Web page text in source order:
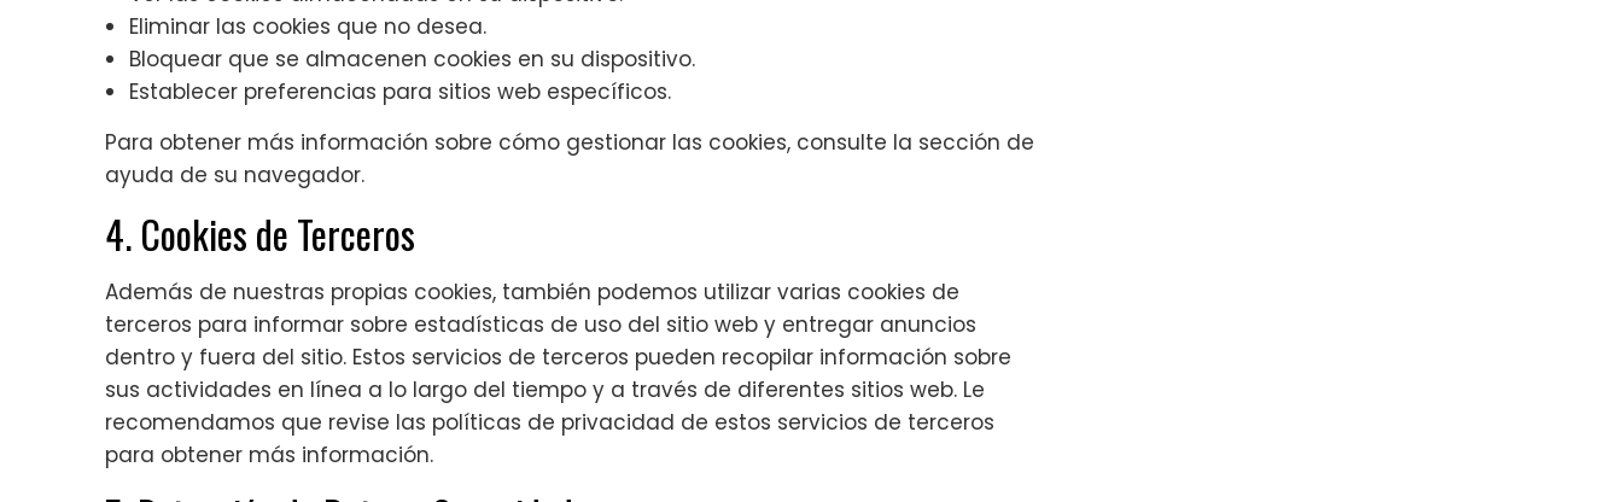
Eliminar las cookies que no desea.
Bloquear que se almacenen cookies en su dispositivo.
Establecer preferencias para sitios web específicos.
Para obtener más información sobre cómo gestionar las cookies, consulte la sección de
ayuda de su navegador.
4. Cookies de Terceros
Además de nuestras propias cookies, también podemos utilizar varias cookies de
terceros para informar sobre estadísticas de uso del sitio web y entregar anuncios
dentro y fuera del sitio. Estos servicios de terceros pueden recopilar información sobre
sus actividades en línea a lo largo del tiempo y a través de diferentes sitios web. Le
recomendamos que revise las políticas de privacidad de estos servicios de terceros
para obtener más información.